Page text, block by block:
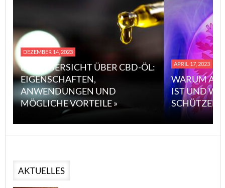
DEZEMBER 14, 2023
EINE ÜBERSICHT ÜBER CBD-ÖL:
EIGENSCHAFTEN,
ANWENDUNGEN UND
MÖGLICHE VORTEILE »
APRIL 17, 2023
WARUM
IST UND
SCHÜTZEN
AKTUELLES